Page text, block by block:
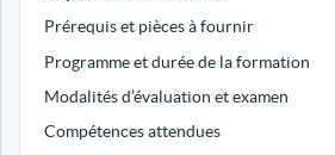
Prérequis et pièces à fournir
Programme et durée de la formation
Modalités d’évaluation et examen
Compétences attendues